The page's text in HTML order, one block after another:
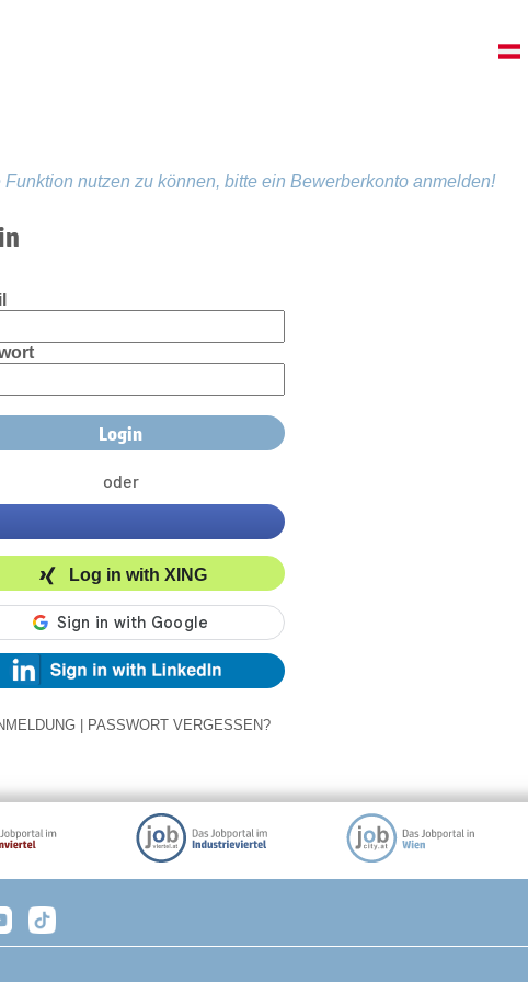
Funktion nutzen zu können, bitte ein Bewerberkonto anmelden!
oder
Log in with XING
PASSWORT VERGESSEN?